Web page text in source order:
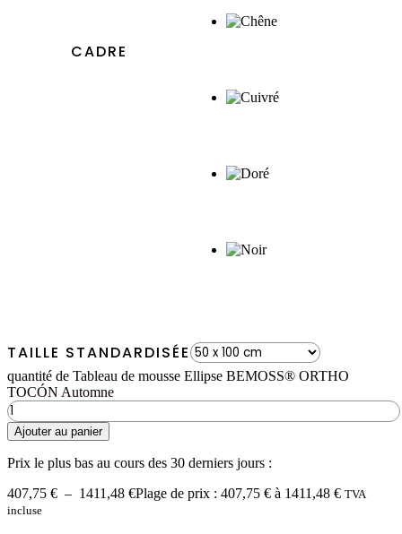
CADRE
TAILLE STANDARDISÉE
quantité de Tableau de mousse Ellipse BEMOSS® ORTHO
TOCÓN Automne
Ajouter au panier
Prix le plus bas au cours des 30 derniers jours :
407,75 € – 1411,48 €Plage de prix : 407,75 € à 1411,48 € TVA
incluse